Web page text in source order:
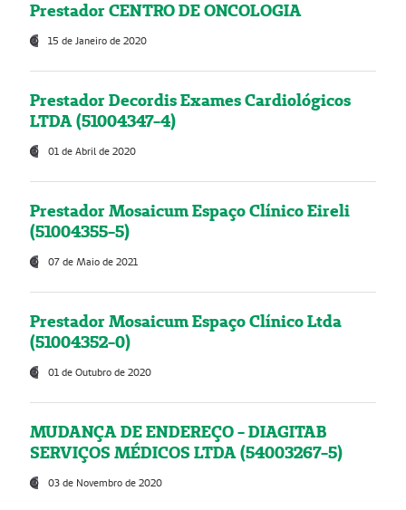
Prestador CENTRO DE ONCOLOGIA
15 de Janeiro de 2020
Prestador Decordis Exames Cardiológicos
LTDA (51004347-4)
01 de Abril de 2020
Prestador Mosaicum Espaço Clínico Eireli
(51004355-5)
07 de Maio de 2021
Prestador Mosaicum Espaço Clínico Ltda
(51004352-0)
01 de Outubro de 2020
MUDANÇA DE ENDEREÇO - DIAGITAB
SERVIÇOS MÉDICOS LTDA (54003267-5)
03 de Novembro de 2020